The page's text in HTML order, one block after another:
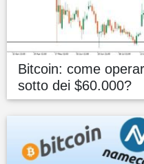
Bitcoin: come
sotto dei $60.000?